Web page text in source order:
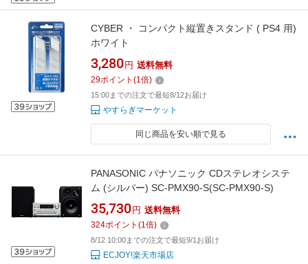
CYBER ・ コンパクト縦置きスタンド ( PS4 用)
ホワイト
3,280 円 送料無料
29ポイント (1倍)
15:00までの注文で最短8/12お届け
やすらぎマーケット
同じ商品を安い順で見る
PANASONIC パナソニック CDステレオシステ
ム (シルバー) SC-PMX90-S(SC-PMX90-S)
35,730 円 送料無料
324ポイント (1倍)
8/12 10:00までの注文で最短9/1お届け
ECJOY!楽天市場店